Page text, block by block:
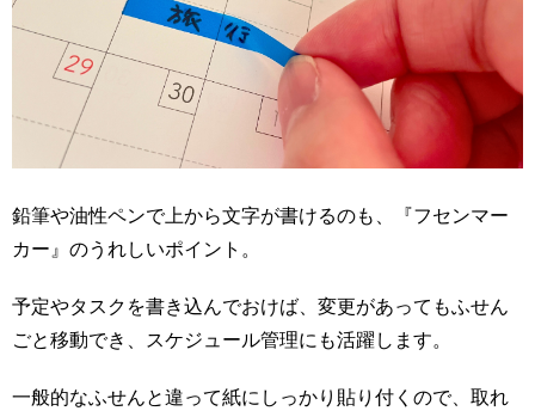
鉛筆や油性ペンで上から文字が書けるのも、『フセンマー
カー』のうれしいポイント。
予定やタスクを書き込んでおけば、変更があってもふせん
ごと移動でき、スケジュール管理にも活躍します。
一般的なふせんと違って紙にしっかり貼り付くので、取れ